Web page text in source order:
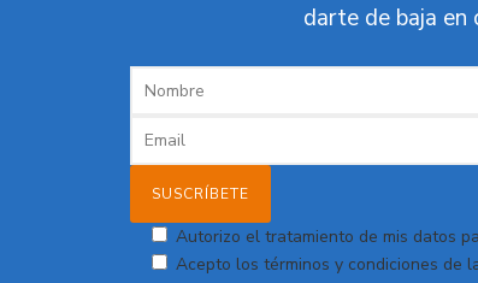
darte de baja
Autorizo el tratamiento de mis datos
Acepto los términos y condiciones de